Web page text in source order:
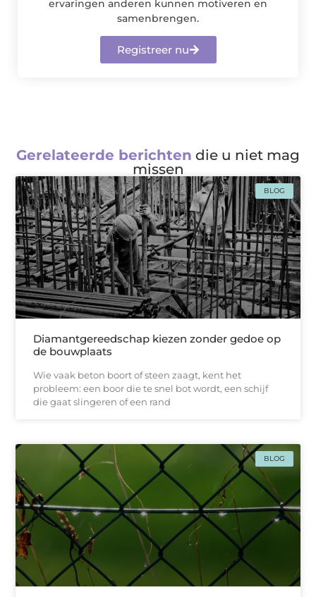
ervaringen anderen kunnen motiveren en
samenbrengen.
Registreer nu
Gerelateerde berichten die u niet mag
missen
BLOG
Diamantgereedschap kiezen zonder gedoe op
de bouwplaats
Wie vaak beton boort of steen zaagt, kent het
probleem: een boor die te snel bot wordt, een schijf
die gaat slingeren of een rand
BLOG